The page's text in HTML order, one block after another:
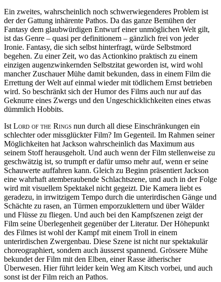
Ein zweites, wahrscheinlich noch schwerwiegenderes Problem ist
der der Gattung inhärente Pathos. Da das ganze Bemühen der
Fantasy dem glaubwürdigen Entwurf einer unmöglichen Welt gilt,
ist das Genre – quasi per definitionem – gänzlich frei von jeder
Ironie. Fantasy, die sich selbst hinterfragt, würde Selbstmord
begehen. Zu einer Zeit, wo das Actionkino praktisch zu einem
einzigen augenzwinkernden Selbstzitat geworden ist, wird wohl
mancher Zuschauer Mühe damit bekunden, dass in einem Film die
Errettung der Welt auf einmal wieder mit tödlichem Ernst betrieben
wird. So beschränkt sich der Humor des Films auch nur auf das
Geknurre eines Zwergs und den Ungeschicklichkeiten eines etwas
dümmlich Hobbits.
IstLord of the Rings nun durch all diese Einschränkungen ein
schlechter oder missglückter Film? Im Gegenteil. Im Rahmen seiner
Möglichkeiten hat Jackson wahrscheinlich das Maximum aus
seinem Stoff herausgeholt. Und auch wenn der Film stellenweise zu
geschwätzig ist, so trumpft er dafür umso mehr auf, wenn er seine
Schauwerte auffahren kann. Gleich zu Beginn präsentiert Jackson
eine wahrhaft atemberaubende Schlachtszene, und auch in der Folge
wird mit visuellem Spektakel nicht gegeizt. Die Kamera liebt es
geradezu, in irrwitzigem Tempo durch die unterirdischen Gänge und
Schächte zu rasen, an Türmen emporzuklettern und über Wälder
und Flüsse zu fliegen. Und auch bei den Kampfszenen zeigt der
Film seine Überlegenheit gegenüber der Literatur. Der Höhepunkt
des Filmes ist wohl der Kampf mit einem Troll in einem
unterirdischen Zwergenbau. Diese Szene ist nicht nur spektakulär
choreographiert, sondern auch äusserst spannend. Grössere Mühe
bekundet der Film mit den Elben, einer Rasse ätherischer
Überwesen. Hier führt leider kein Weg am Kitsch vorbei, und auch
sonst ist der Film reich an Pathos.